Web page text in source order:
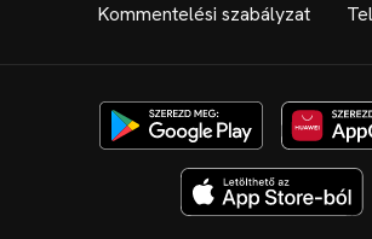
Kommentelési szabályzat